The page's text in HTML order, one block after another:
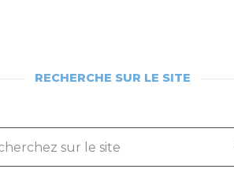
RECHERCHE SUR LE SITE